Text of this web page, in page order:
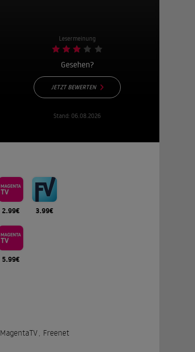
Lesermeinung
Gesehen?
JETZT BEWERTEN
Stand: 06.08.2026
2.99€ 3.99€
5.99€
MagentaTV, Freenet